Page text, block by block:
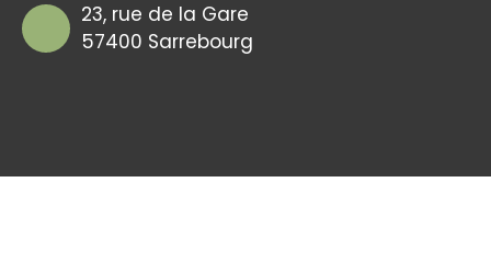
23, rue de la Gare
57400 Sarrebourg